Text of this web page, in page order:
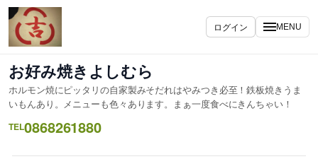
内
容
を
キ
ッ
プ
ログイン MENU
お好み焼きよしむら
ホルモン焼にピッタリの自家製みそだれはやみつき必至！鉄板焼きうま
いもんあり。メニューも色々あります。まぁ一度食べにきんちゃい！
TEL0868261880